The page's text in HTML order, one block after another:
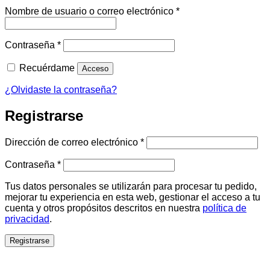
Nombre de usuario o correo electrónico *Obligatorio
Contraseña *Obligatorio
Recuérdame Acceso
¿Olvidaste la contraseña?
Registrarse
Dirección de correo electrónico *Obligatorio
Contraseña *Obligatorio
Tus datos personales se utilizarán para procesar tu pedido,
mejorar tu experiencia en esta web, gestionar el acceso a tu
cuenta y otros propósitos descritos en nuestra política de
privacidad.
Registrarse